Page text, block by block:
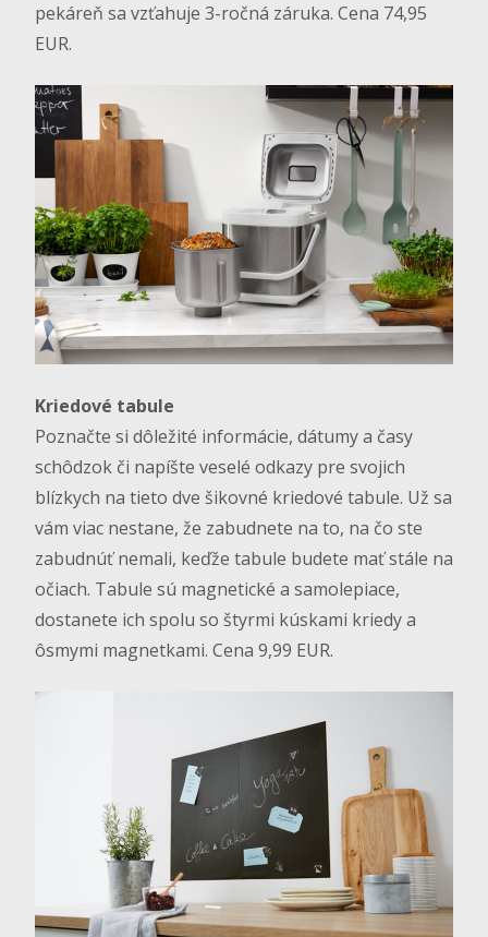
pekáreň sa vzťahuje 3-ročná záruka. Cena 74,95
EUR.
Kriedové tabule
Poznačte si dôležité informácie, dátumy a časy
schôdzok či napíšte veselé odkazy pre svojich
blízkych na tieto dve šikovné kriedové tabule. Už sa
vám viac nestane, že zabudnete na to, na čo ste
zabudnúť nemali, keďže tabule budete mať stále na
očiach. Tabule sú magnetické a samolepiace,
dostanete ich spolu so štyrmi kúskami kriedy a
ôsmymi magnetkami. Cena 9,99 EUR.